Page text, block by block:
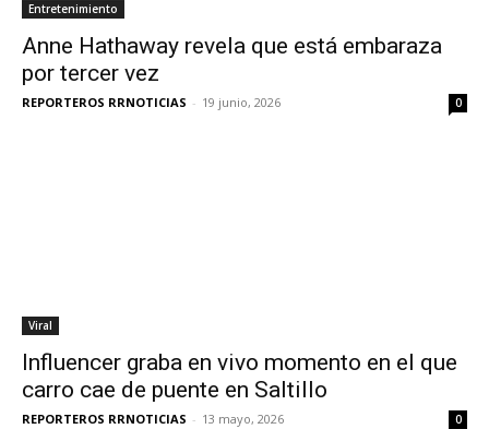
Entretenimiento
Anne Hathaway revela que está embaraza
por tercer vez
REPORTEROS RRNOTICIAS - 19 junio, 2026 0
Viral
Influencer graba en vivo momento en el que
carro cae de puente en Saltillo
REPORTEROS RRNOTICIAS - 13 mayo, 2026 0